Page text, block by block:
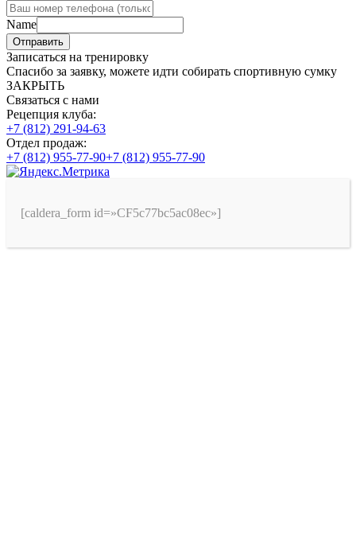
Name
Отправить
Записаться на тренировку
Спасибо за заявку, можете идти собирать спортивную сумку
ЗАКРЫТЬ
Связаться с нами
Рецепция клуба:
+7 (812) 291-94-63
Отдел продаж:
+7 (812) 955-77-90+7 (812) 955-77-90
[caldera_form id=»CF5c77bc5ac08ec»]